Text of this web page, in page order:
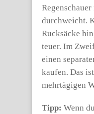
durchweicht.
Rucksäcke
teuer. Im
einen
kaufen. Das
mehrtägigen
Tipp: Wenn